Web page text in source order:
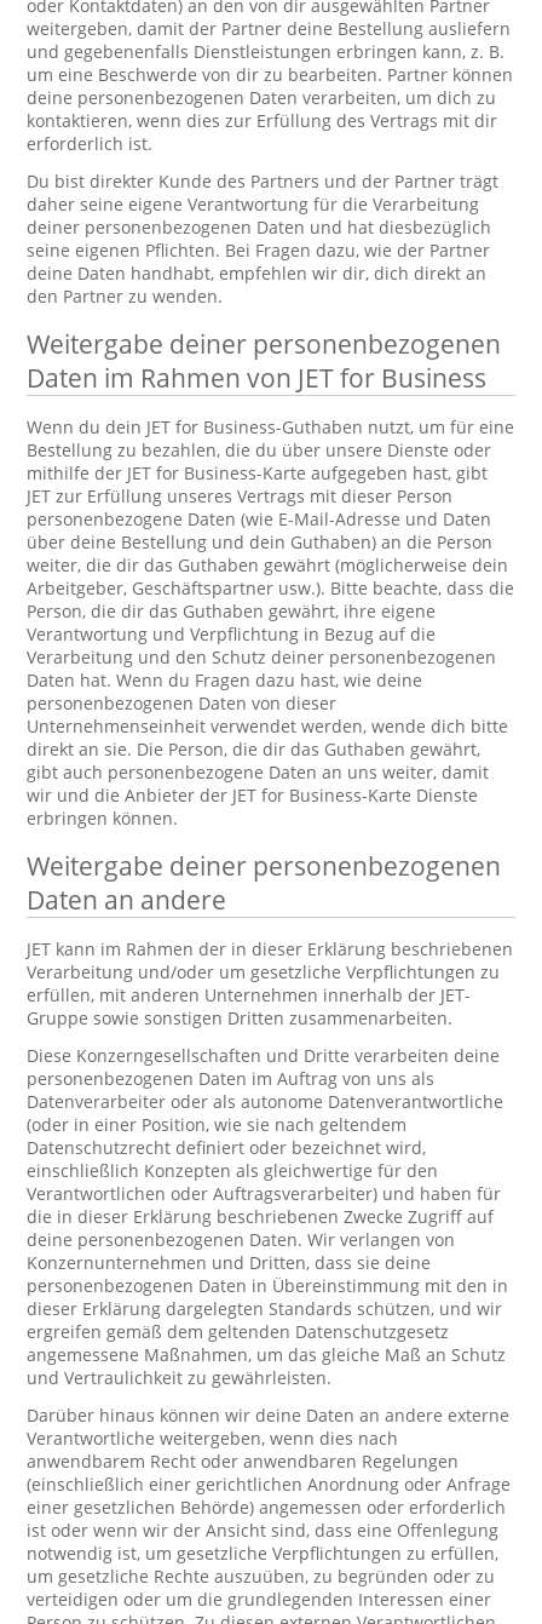
oder Kontaktdaten) an den von dir ausgewählten Partner
weitergeben, damit der Partner deine Bestellung ausliefern
und gegebenenfalls Dienstleistungen erbringen kann, z. B.
um eine Beschwerde von dir zu bearbeiten. Partner können
deine personenbezogenen Daten verarbeiten, um dich zu
kontaktieren, wenn dies zur Erfüllung des Vertrags mit dir
erforderlich ist.
Du bist direkter Kunde des Partners und der Partner trägt
daher seine eigene Verantwortung für die Verarbeitung
deiner personenbezogenen Daten und hat diesbezüglich
seine eigenen Pflichten. Bei Fragen dazu, wie der Partner
deine Daten handhabt, empfehlen wir dir, dich direkt an
den Partner zu wenden.
Weitergabe deiner personenbezogenen
Daten im Rahmen von JET for Business
Wenn du dein JET for Business-Guthaben nutzt, um für eine
Bestellung zu bezahlen, die du über unsere Dienste oder
mithilfe der JET for Business-Karte aufgegeben hast, gibt
JET zur Erfüllung unseres Vertrags mit dieser Person
personenbezogene Daten (wie E-Mail-Adresse und Daten
über deine Bestellung und dein Guthaben) an die Person
weiter, die dir das Guthaben gewährt (möglicherweise dein
Arbeitgeber, Geschäftspartner usw.). Bitte beachte, dass die
Person, die dir das Guthaben gewährt, ihre eigene
Verantwortung und Verpflichtung in Bezug auf die
Verarbeitung und den Schutz deiner personenbezogenen
Daten hat. Wenn du Fragen dazu hast, wie deine
personenbezogenen Daten von dieser
Unternehmenseinheit verwendet werden, wende dich bitte
direkt an sie. Die Person, die dir das Guthaben gewährt,
gibt auch personenbezogene Daten an uns weiter, damit
wir und die Anbieter der JET for Business-Karte Dienste
erbringen können.
Weitergabe deiner personenbezogenen
Daten an andere
JET kann im Rahmen der in dieser Erklärung beschriebenen
Verarbeitung und/oder um gesetzliche Verpflichtungen zu
erfüllen, mit anderen Unternehmen innerhalb der JET-
Gruppe sowie sonstigen Dritten zusammenarbeiten.
Diese Konzerngesellschaften und Dritte verarbeiten deine
personenbezogenen Daten im Auftrag von uns als
Datenverarbeiter oder als autonome Datenverantwortliche
(oder in einer Position, wie sie nach geltendem
Datenschutzrecht definiert oder bezeichnet wird,
einschließlich Konzepten als gleichwertige für den
Verantwortlichen oder Auftragsverarbeiter) und haben für
die in dieser Erklärung beschriebenen Zwecke Zugriff auf
deine personenbezogenen Daten. Wir verlangen von
Konzernunternehmen und Dritten, dass sie deine
personenbezogenen Daten in Übereinstimmung mit den in
dieser Erklärung dargelegten Standards schützen, und wir
ergreifen gemäß dem geltenden Datenschutzgesetz
angemessene Maßnahmen, um das gleiche Maß an Schutz
und Vertraulichkeit zu gewährleisten.
Darüber hinaus können wir deine Daten an andere externe
Verantwortliche weitergeben, wenn dies nach
anwendbarem Recht oder anwendbaren Regelungen
(einschließlich einer gerichtlichen Anordnung oder Anfrage
einer gesetzlichen Behörde) angemessen oder erforderlich
ist oder wenn wir der Ansicht sind, dass eine Offenlegung
notwendig ist, um gesetzliche Verpflichtungen zu erfüllen,
um gesetzliche Rechte auszuüben, zu begründen oder zu
verteidigen oder um die grundlegenden Interessen einer